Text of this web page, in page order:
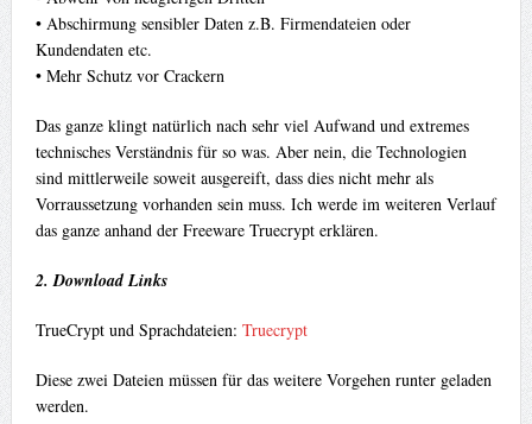
• Abschirmung sensibler Daten z.B. Firmendateien oder
Kundendaten etc.
• Mehr Schutz vor Crackern
Das ganze klingt natürlich nach sehr viel Aufwand und extremes
technisches Verständnis für so was. Aber nein, die Technologien
sind mittlerweile soweit ausgereift, dass dies nicht mehr als
Vorraussetzung vorhanden sein muss. Ich werde im weiteren Verlauf
das ganze anhand der Freeware Truecrypt erklären.
2. Download Links
TrueCrypt und Sprachdateien: Truecrypt
Diese zwei Dateien müssen für das weitere Vorgehen runter geladen
werden.